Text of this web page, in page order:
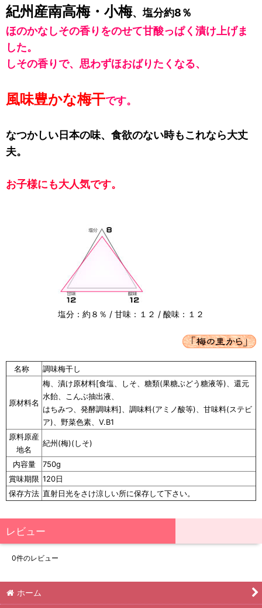
紀州産南高梅・小梅、塩分約8％
ほのかなしその香りをのせて甘酸っぱく漬け上げま
した。
しその香りで、思わずほおばりたくなる、
風味豊かな梅干です。
なつかしい日本の味、食欲のない時もこれなら大丈
夫。
お子様にも大人気です。
塩分：約８％ / 甘味：１２ / 酸味：１２
名称 調味梅干し
原材料名
梅、漬け原材料[食塩、しそ、糖類(果糖ぶどう糖液等)、還元
水飴、こんぶ抽出液、
はちみつ、発酵調味料]、調味料(アミノ酸等)、甘味料(ステビ
ア)、野菜色素、V.B1
原料原産
地名
紀州(梅)(しそ)
内容量
750g
賞味期限 120日
保存方法 直射日光をさけ涼しい所に保存して下さい。
レビュー
0件のレビュー
ホーム